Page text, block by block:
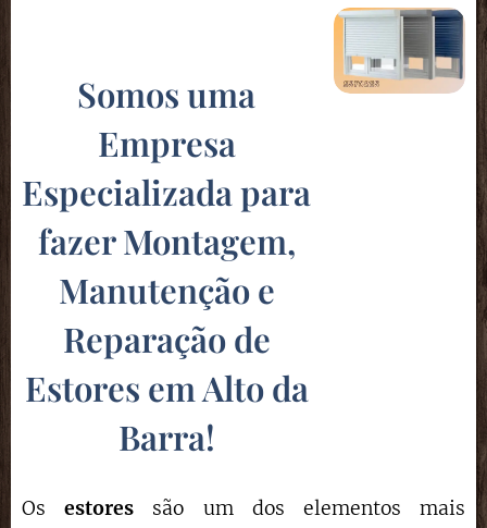
Somos uma
Empresa
Especializada para
fazer Montagem,
Manutenção e
Reparação de
Estores em Alto da
Barra!
Os estores são um dos elementos mais